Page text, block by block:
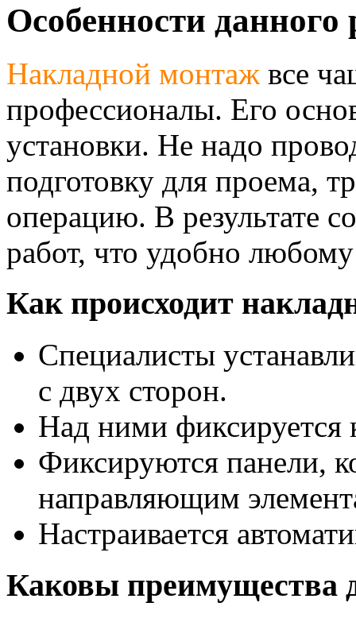
Особенности
Накладной монтаж все
профессионалы. Его
установки. Не надо
подготовку для проема,
операцию. В результате
работ, что удобно любому
Как происходит
Специалисты
с двух сторон.
Над ними фиксируется
Фиксируются панели,
направляющим
Настраивается
Каковы преимущества